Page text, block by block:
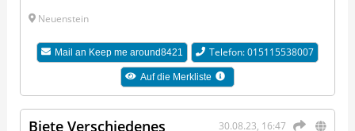
Neuenstein
Mail an Keep me around8421 Telefon: 015115538007
Auf die Merkliste
30.08.23, 16:47
Biete Verschiedenes